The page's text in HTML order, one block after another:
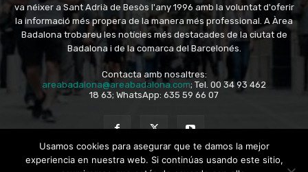
va néixer a Sant Adrià de Besòs l'any 1996 amb la voluntat d'oferir
la informació més propera de la manera més professional. A Àrea
Badalona trobareu les notícies més destacades de la ciutat de
Badalona i de la comarca del Barcelonés.
Contacta amb nosaltres:
areabadalona@areabadalona.com; Tel. 00 34 93 462
18 63; WhatsApp: 635 59 66 07
Usamos cookies para asegurar que te damos la mejor
experiencia en nuestra web. Si continúas usando este sitio,